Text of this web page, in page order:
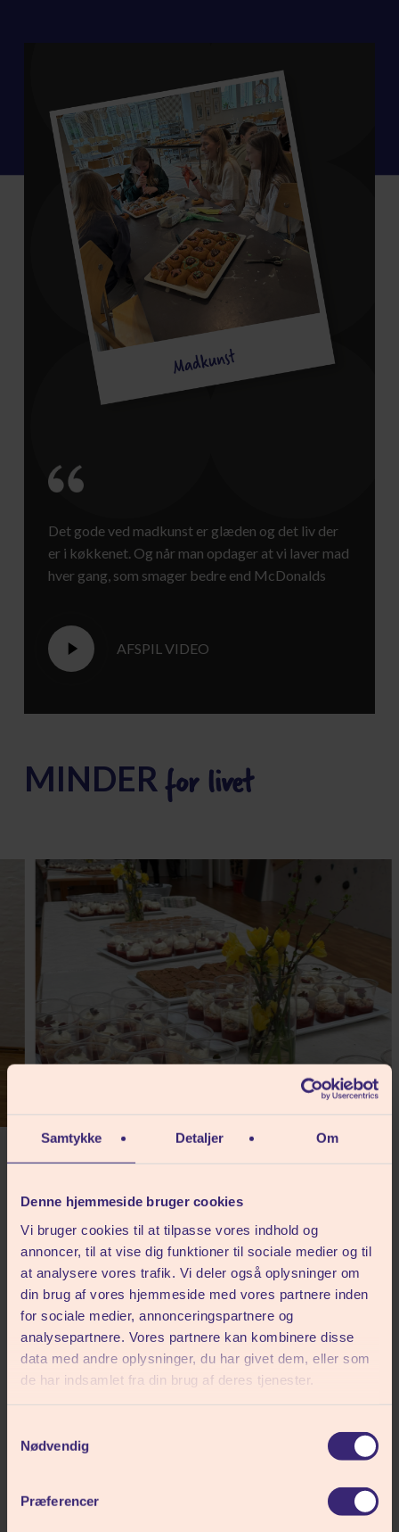
Samtykke Detaljer Om
Denne hjemmeside bruger cookies
Vi bruger cookies til at tilpasse vores indhold og
annoncer, til at vise dig funktioner til sociale medier og til
at analysere vores trafik. Vi deler også oplysninger om
din brug af vores hjemmeside med vores partnere inden
for sociale medier, annonceringspartnere og
analysepartnere. Vores partnere kan kombinere disse
data med andre oplysninger, du har givet dem, eller som
de har indsamlet fra din brug af deres tjenester.
Nødvendig
Præferencer
Det gode ved madkunst er glæden og det liv der
er i køkkenet. Og når man opdager at vi laver mad
hver gang, som smager bedre end McDonalds
Play
Video
AFSPIL VIDEO
MINDER for livet
UNDERVISEREpå Madkunst
Vores undervisere i madkunst brænder for
smag, æstetik og kreativ madlavning – og for at
dele deres passion med dig.
De skaber et trygt og inspirerende køkkenmiljø
med plads til fordybelse, fællesskab og
kulinariske idéer – og hvor alle kan være med,
Med dem ved din side bliver hvert måltid en